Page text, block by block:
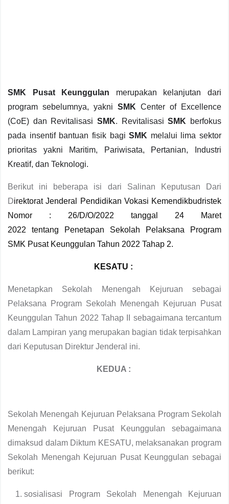
SMK Pusat Keunggulan merupakan kelanjutan dari
program sebelumnya, yakni SMK Center of Excellence
(CoE) dan Revitalisasi SMK. RevitalisasiSMK berfokus
pada insentif bantuan fisik bagiSMK melalui lima sektor
prioritas yakni Maritim, Pariwisata, Pertanian, Industri
Kreatif, dan Teknologi.
Berikut ini beberapa isi dari Salinan Keputusan Dari
Direktorat Jenderal Pendidikan Vokasi Kemendikbudristek
Nomor : 26/D/O/2022 tanggal 24 Maret
2022 tentang
Penetapan Sekolah Pelaksana Program
SMK Pusat Keunggulan Tahun 2022 Tahap 2.
KESATU :
Menetapkan Sekolah Menengah Kejuruan sebagai
Pelaksana Program Sekolah Menengah Kejuruan Pusat
Keunggulan Tahun 2022 Tahap II sebagaimana tercantum
dalam Lampiran yang merupakan bagian tidak terpisahkan
dari Keputusan Direktur Jenderal ini.
KEDUA :
Sekolah Menengah Kejuruan Pelaksana Program Sekolah
Menengah Kejuruan Pusat Keunggulan sebagaimana
dimaksud dalam Diktum KESATU, melaksanakan program
Sekolah Menengah Kejuruan Pusat Keunggulan sebagai
berikut:
sosialisasi Program Sekolah Menengah Kejuruan